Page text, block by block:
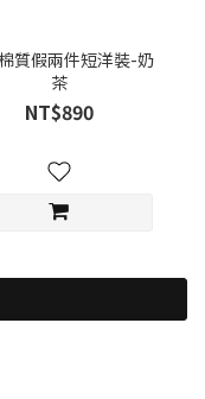
質假兩件短洋裝-奶
茶
NT$890